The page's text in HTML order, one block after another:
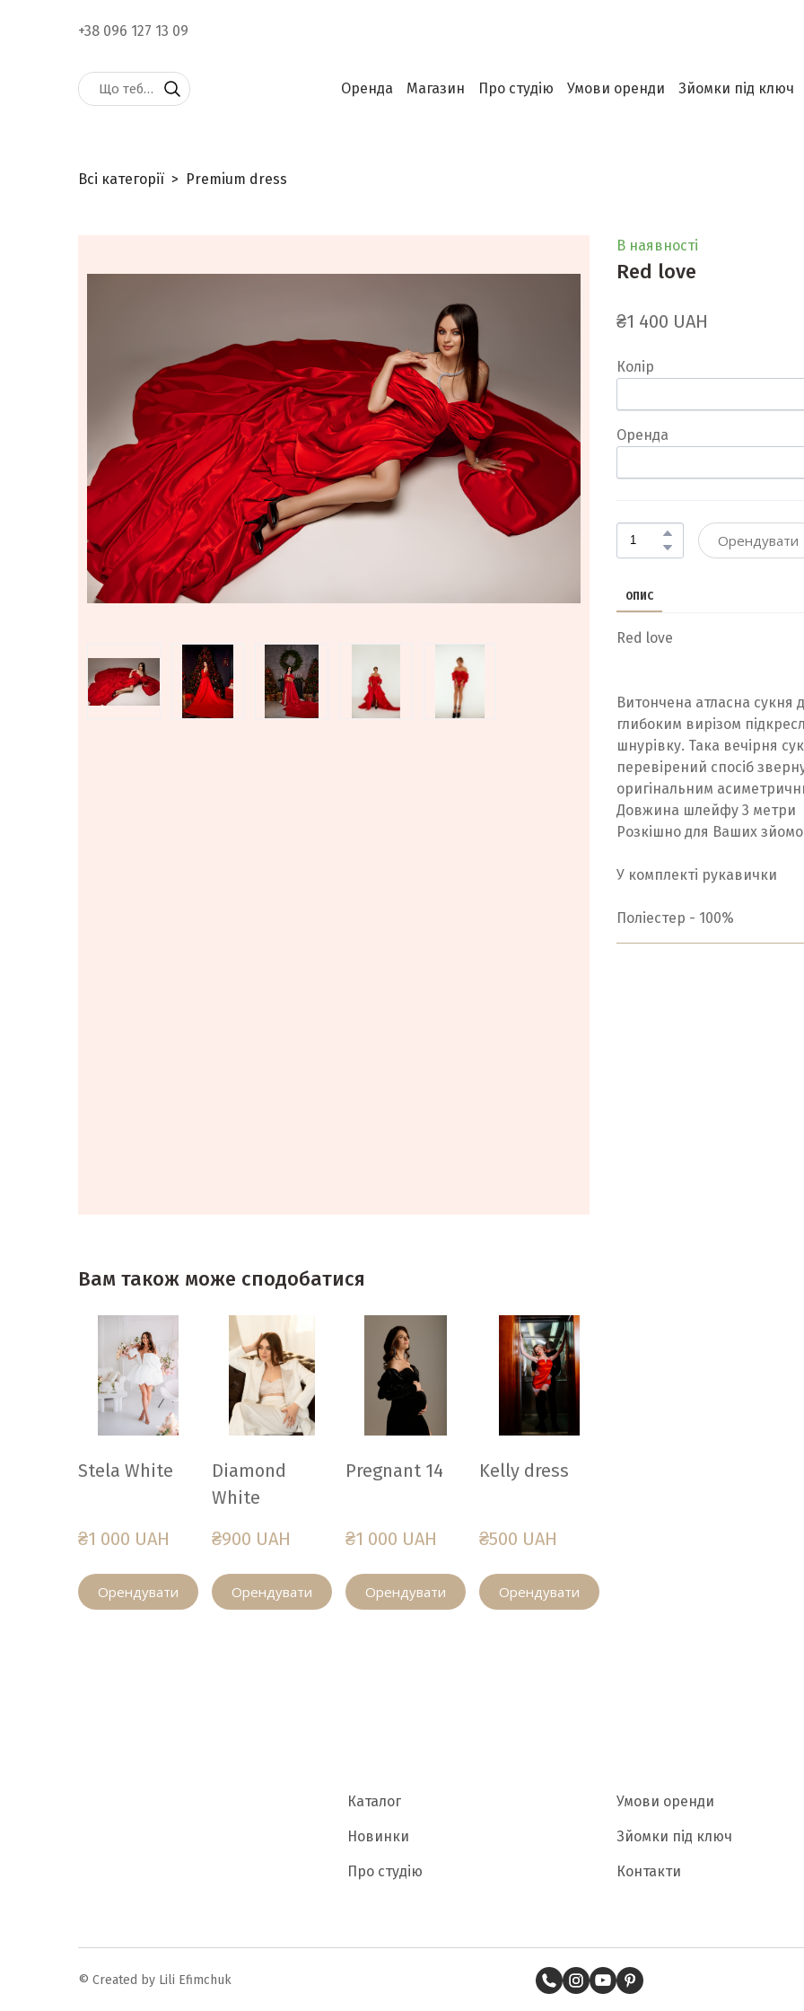
+38 096 127 13 09
Оренда Магазин Про студію Умови оренди Зйомки під ключ
Всі категорії Premium dress
В наявності
Red love
₴1 400 UAH
Колір
Оренда
Орендувати
ОПИС
Red love
Витончена атласна
глибоким вирізом
шнурівку. Така вечірня
перевірений спосіб
оригінальним
Довжина шлейфу 3 метри
Розкішно для Ваших
У комплекті рукавички
Поліестер - 100%
Вам також може сподобатися
Stela White
₴1 000 UAH
Орендувати
Diamond
White
₴900 UAH
Орендувати
Pregnant 14
₴1 000 UAH
Орендувати
Kelly dress
₴500 UAH
Орендувати
Каталог
Новинки
Про студію
Умови оренди
Зйомки під ключ
Контакти
© Created by Lili Efimchuk